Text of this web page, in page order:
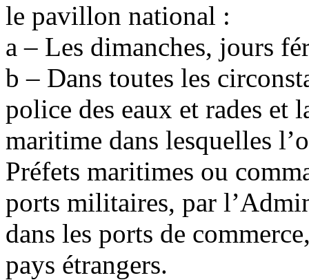
le pavillon national :
a – Les dimanches, jours
b – Dans toutes les
police des eaux et rades et
maritime dans lesquelles
Préfets maritimes ou
ports militaires, par
dans les ports de
pays étrangers.